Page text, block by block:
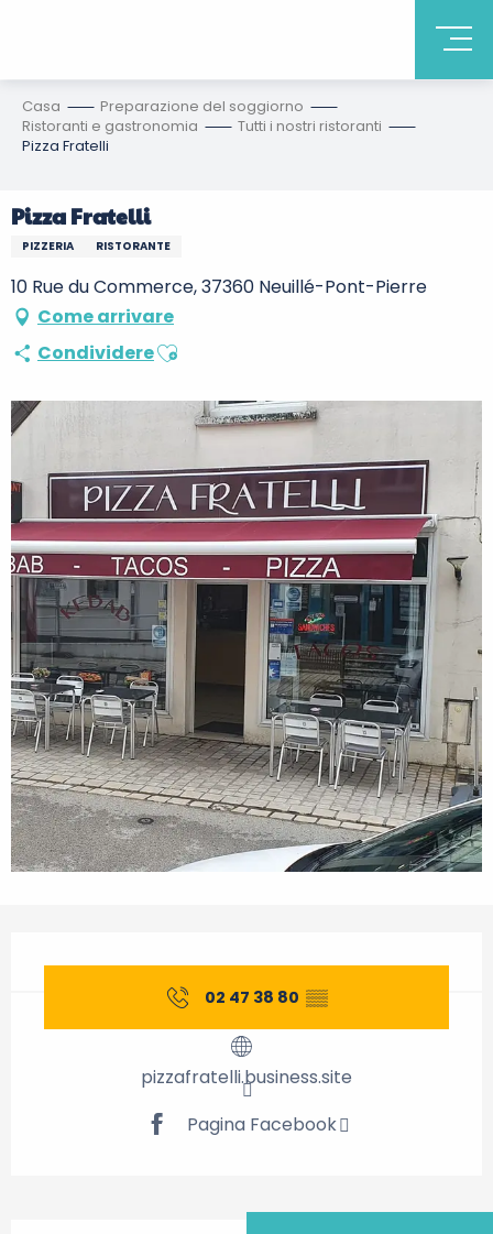
Casa
Preparazione del soggiorno
Ristoranti e gastronomia
Tutti i nostri ristoranti
Pizza Fratelli
Pizza Fratelli
PIZZERIA RISTORANTE
10 Rue du Commerce, 37360 Neuillé-Pont-Pierre
Come arrivare
CondividereAjouter aux favoris
02 47 38 80 ▒▒
pizzafratelli.business.site
Pagina Facebook